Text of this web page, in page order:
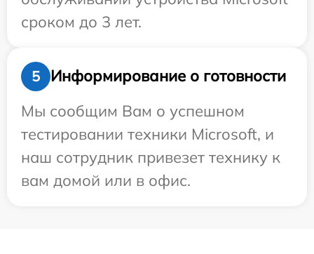
сроком до 3 лет.
5
Информирование о готовности
Мы сообщим Вам о успешном
тестировании техники Microsoft, и
наш сотрудник привезет технику к
вам домой или в офис.